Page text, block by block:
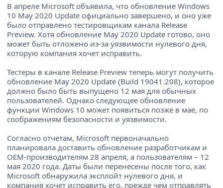
В апреле Microsoft объявила, что обновление Windows
10 May 2020 Update официально завершено, и оно уже
было отправлено тестировщикам канала Release
Preview. Хотя обновление May 2020 Update готово, оно
может быть отложено из-за уязвимости нулевого дня,
которую компания хочет исправить.
Тестеры в канале Release Preview теперь могут получить
обновление May 2020 Update (Build 19041.208), которое
должно было быть выпущено 12 мая для обычных
пользователей. Однако следующее обновление
функции Windows 10 может появиться позже в мае, по
соображениям безопасности и уязвимости.
Согласно отчетам, Microsoft первоначально
планировала доставить обновление разработчикам и
OEM-производителям 28 апреля, а пользователям – 12
мая 2020 года. Даты были перенесены после того, как
Microsoft обнаружила эксплойт нулевого дня, и
компания хочет исправить его, прежде чем отправлять